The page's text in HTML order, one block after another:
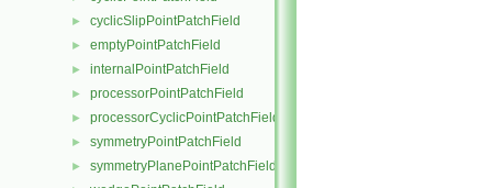
► cyclicSlipPointPatchField
► emptyPointPatchField
► internalPointPatchField
► processorPointPatchField
► processorCyclicPointPatchField
► symmetryPointPatchField
► symmetryPlanePointPatchField